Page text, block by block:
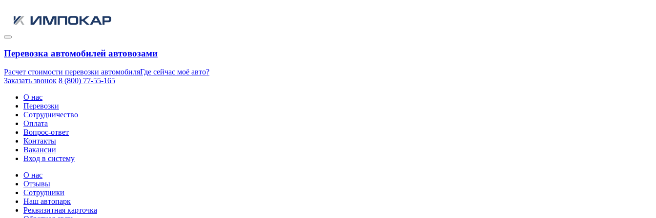
Перевозка автомобилей автовозами
Расчет стоимости перевозки автомобиляГде сейчас моё авто?
Заказать звонок 8 (800) 77-55-165
О нас
Перевозки
Сотрудничество
Оплата
Вопрос-ответ
Контакты
Вакансии
Вход в систему
О нас
Отзывы
Сотрудники
Наш автопарк
Реквизитная карточка